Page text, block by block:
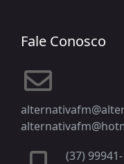
Fale Conosco
(37)